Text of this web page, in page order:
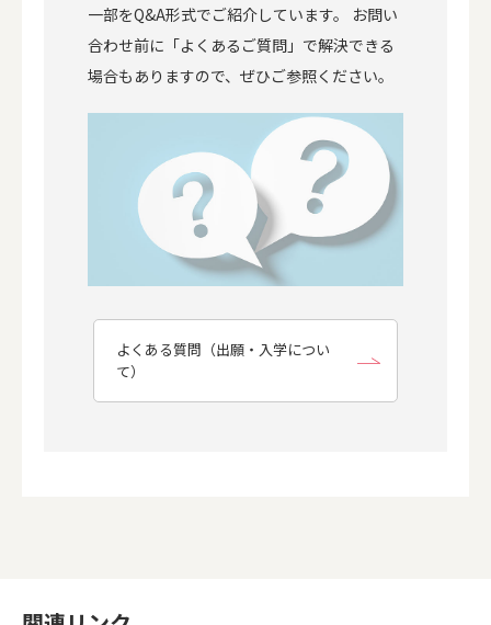
一部をQ&A形式でご紹介しています。 お問い
合わせ前に「よくあるご質問」で解決できる
場合もありますので、ぜひご参照ください。
よくある質問（出願・入学につい
て）